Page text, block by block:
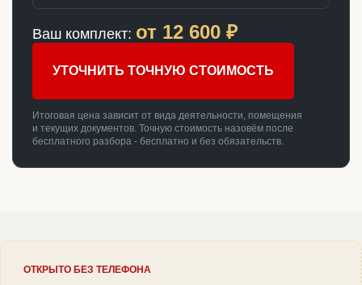
Ваш комплект: от 12 600 ₽
УТОЧНИТЬ ТОЧНУЮ СТОИМОСТЬ
Итоговая цена зависит от вида деятельности, помещения
и текущих документов. Точную стоимость назовём после
бесплатного разбора - бесплатно и без обязательств.
ОТКРЫТО БЕЗ ТЕЛЕФОНА